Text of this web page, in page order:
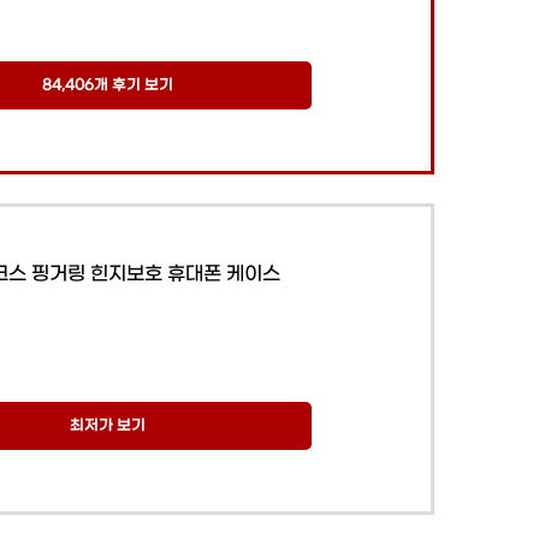
84,406개 후기 보기
스 핑거링 힌지보호 휴대폰 케이스
최저가 보기